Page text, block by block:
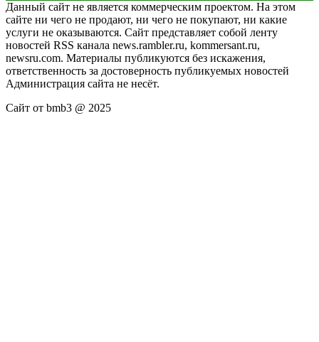
Данный сайт не является коммерческим проектом. На этом
сайте ни чего не продают, ни чего не покупают, ни какие
услуги не оказываются. Сайт представляет собой ленту
новостей RSS канала news.rambler.ru, kommersant.ru,
newsru.com. Материалы публикуются без искажения,
ответственность за достоверность публикуемых новостей
Администрация сайта не несёт.
Сайт от bmb3 @ 2025